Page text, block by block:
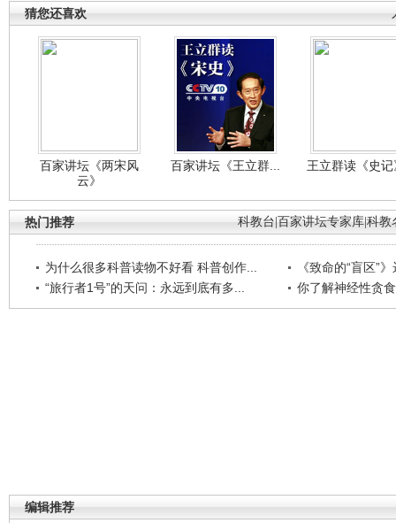
猜您还喜欢
百家讲坛《两宋风
云》
百家讲坛《王立群... 王立群读《史
科教台 百家讲坛专家库 科教
热门推荐
为什么很多科普读物不好看 科普创作...
《致命的“盲区”
“旅行者1号”的天问：永远到底有多...
你了解神经性贪
编辑推荐